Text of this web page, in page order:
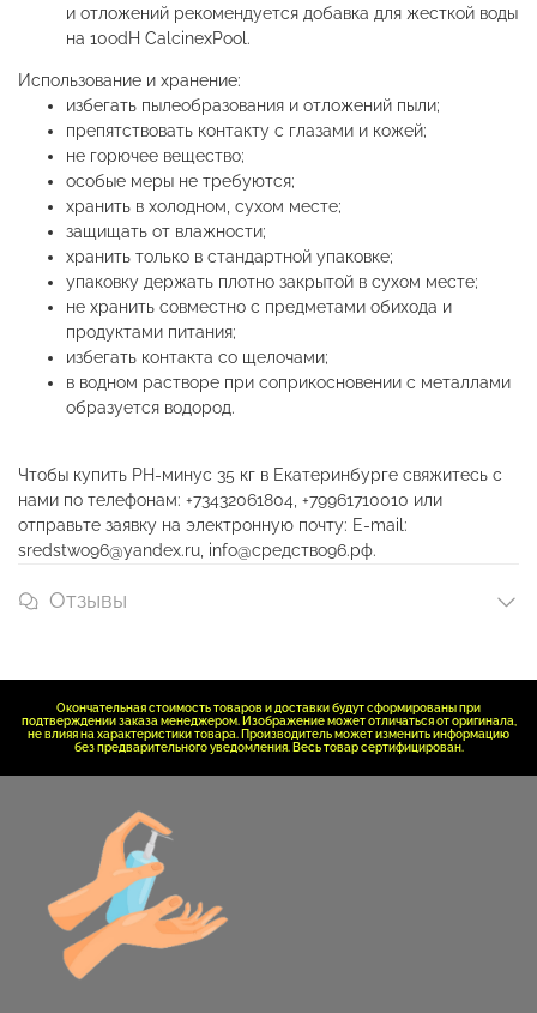
и отложений рекомендуется добавка для жесткой воды
на 10оdН CalcinexPool.
Использование и хранение:
избегать пылеобразования и отложений пыли;
препятствовать контакту с глазами и кожей;
не горючее вещество;
особые меры не требуются;
хранить в холодном, сухом месте;
защищать от влажности;
хранить только в стандартной упаковке;
упаковку держать плотно закрытой в сухом месте;
не хранить совместно с предметами обихода и
продуктами питания;
избегать контакта со щелочами;
в водном растворе при соприкосновении с металлами
образуется водород.
Чтобы купить РН-минус 35 кг в Екатеринбурге свяжитесь с
нами по телефонам: +73432061804, +79961710010 или
отправьте заявку на электронную почту: E-mail:
sredstwo96@yandex.ru, info@средство96.рф.
Отзывы
Окончательная стоимость товаров и доставки будут сформированы при
подтверждении заказа менеджером. Изображение может отличаться от оригинала,
не влияя на характеристики товара. Производитель может изменить информацию
без предварительного уведомления. Весь товар сертифицирован.